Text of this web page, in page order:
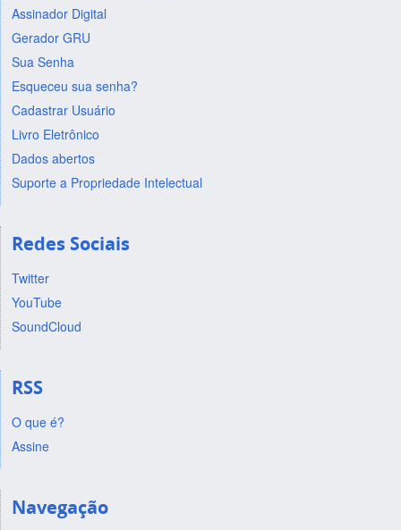
Assinador Digital
Gerador GRU
Sua Senha
Esqueceu sua senha?
Cadastrar Usuário
Livro Eletrônico
Dados abertos
Suporte a Propriedade Intelectual
Redes Sociais
Twitter
YouTube
SoundCloud
RSS
O que é?
Assine
Navegação